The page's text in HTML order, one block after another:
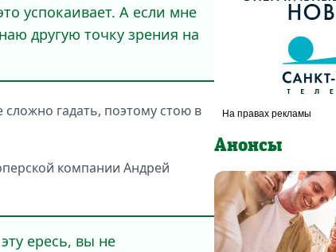
успокаивает. А если мне
другую точку зрения на
сложно гадать, поэтому стою в
компании Андрей
ересь, вы не
Анонсы